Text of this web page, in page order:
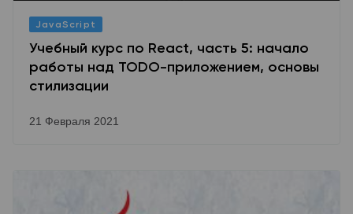
JavaScript
Учебный курс по React, часть 5: начало
работы над TODO-приложением, основы
стилизации
21 Февраля 2021